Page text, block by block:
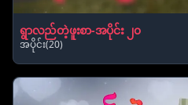
ရွာလည်တဲ့ဖူးစာ-အပိုင်း ၂၀
အပိုင်း(20)